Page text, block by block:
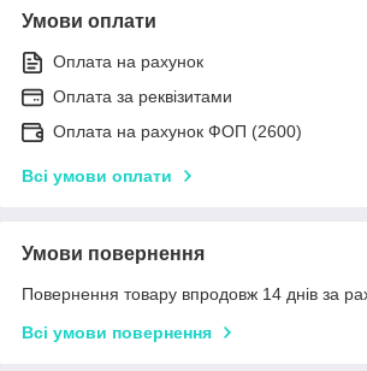
Умови оплати
Оплата на рахунок
Оплата за реквізитами
Оплата на рахунок ФОП (2600)
Всі умови оплати
Умови повернення
Повернення товару впродовж 14 днів за
Всі умови повернення